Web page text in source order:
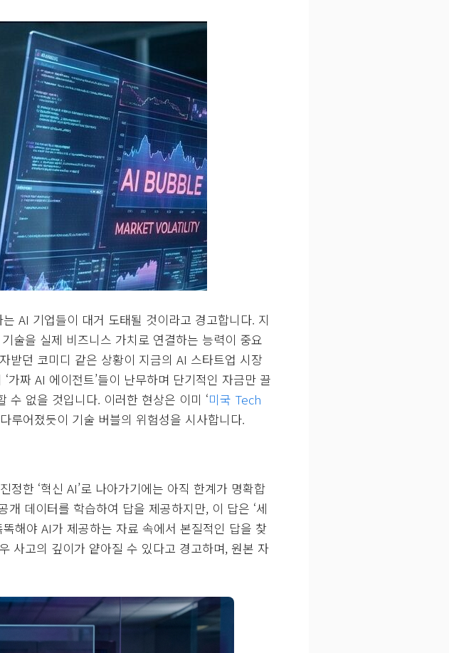
AI 기업들이 대거 도태될 것이라고 경고합니다. 지
술을 실제 비즈니스 가치로 연결하는 능력이 중요
받던 코미디 같은 상황이 지금의 AI 스타트업 시장
짜 AI 에이전트’들이 난무하며 단기적인 자금만 끌
수 없을 것입니다. 이러한 현상은 이미 ‘미국 Tech
루어졌듯이 기술 버블의 위험성을 시사합니다.
정한 ‘혁신 AI’로 나아가기에는 아직 한계가 명확합
데이터를 학습하여 답을 제공하지만, 이 답은 ‘세
해야 AI가 제공하는 자료 속에서 본질적인 답을 찾
사고의 깊이가 얕아질 수 있다고 경고하며, 원본 자